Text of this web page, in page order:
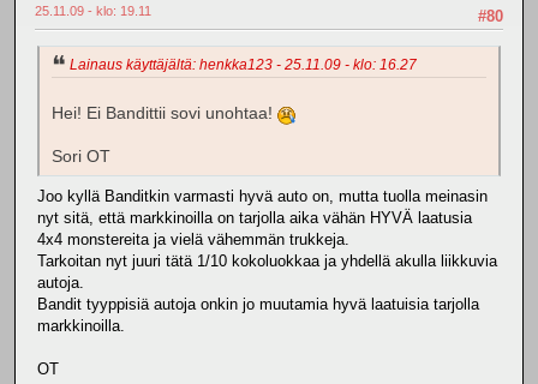
#80
25.11.09 - klo: 19.11
Lainaus käyttäjältä: henkka123 - 25.11.09 - klo: 16.27
Hei! Ei Bandittii sovi unohtaa!
Sori OT
Joo kyllä Banditkin varmasti hyvä auto on, mutta tuolla meinasin
nyt sitä, että markkinoilla on tarjolla aika vähän HYVÄ laatusia
4x4 monstereita ja vielä vähemmän trukkeja.
Tarkoitan nyt juuri tätä 1/10 kokoluokkaa ja yhdellä akulla liikkuvia
autoja.
Bandit tyyppisiä autoja onkin jo muutamia hyvä laatuisia tarjolla
markkinoilla.
OT